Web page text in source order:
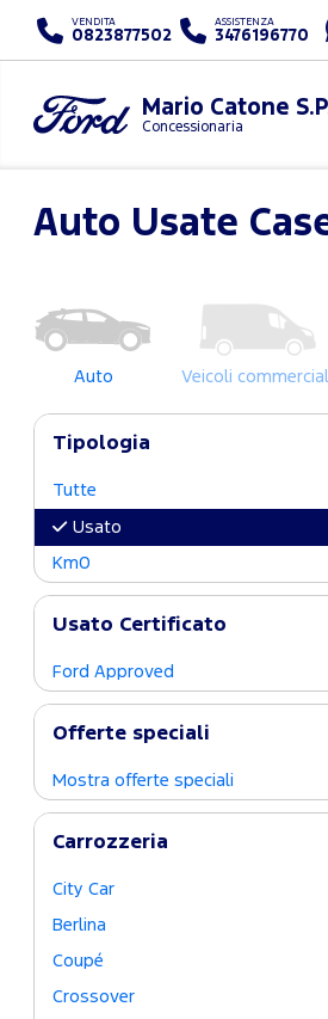
VENDITA
0823877502
ASSISTENZA
3476196770
Mario Catone
Concessionaria
Auto Usate
Auto Veicoli
Tipologia
Tutte
Usato
Km0
Usato Certificato
Ford Approved
Offerte speciali
Mostra offerte speciali
Carrozzeria
City Car
Berlina
Coupé
Crossover